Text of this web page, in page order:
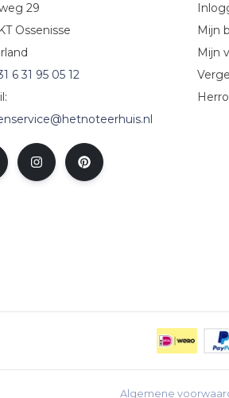
29
Ossenisse
6 31 95 05 12
Mijn
Mijn
Algemene